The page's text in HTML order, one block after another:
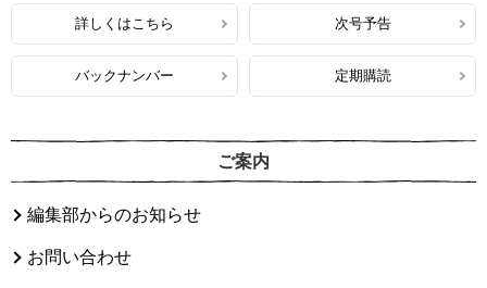
詳しくはこちら 次号予告
バックナンバー 定期購読
ご案内
編集部からのお知らせ
お問い合わせ